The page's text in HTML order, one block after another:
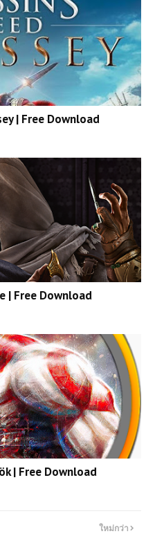
| Free Download
| Free Download
| Free Download
ใหม่กว่า